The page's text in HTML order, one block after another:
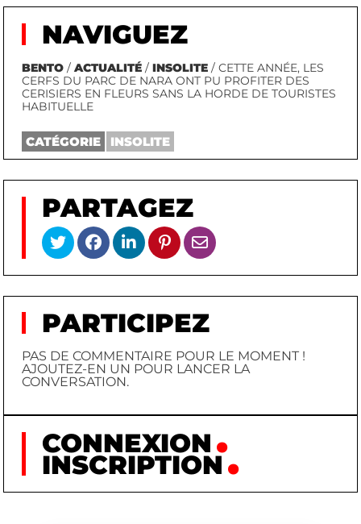
NAVIGUEZ
BENTO /ACTUALITÉ /INSOLITE / CETTE ANNÉE, LES
CERFS DU PARC DE NARA ONT PU PROFITER DES
CERISIERS EN FLEURS SANS LA HORDE DE TOURISTES
HABITUELLE
CATÉGORIE INSOLITE
PARTAGEZ
PARTICIPEZ
PAS DE COMMENTAIRE POUR LE MOMENT !
AJOUTEZ-EN UN POUR LANCER LA
CONVERSATION.
CONNEXION
INSCRIPTION